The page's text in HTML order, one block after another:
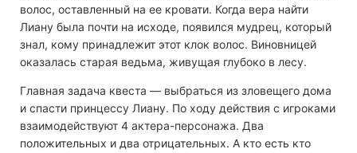
волос, оставленный на ее кровати. Когда вера найти
Лиану была почти на исходе, появился мудрец, который
знал, кому принадлежит этот клок волос. Виновницей
оказалась старая ведьма, живущая глубоко в лесу.
Главная задача квеста — выбраться из зловещего дома
и спасти принцессу Лиану. По ходу действия с игроками
взаимодействуют 4 актера-персонажа. Два
положительных и два отрицательных. А кто есть кто